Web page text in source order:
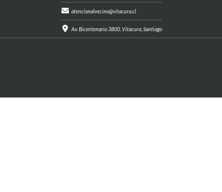
atencionalvecino@vitacura.cl
Av. Bicentenario 3800, Vitacura, Santiago